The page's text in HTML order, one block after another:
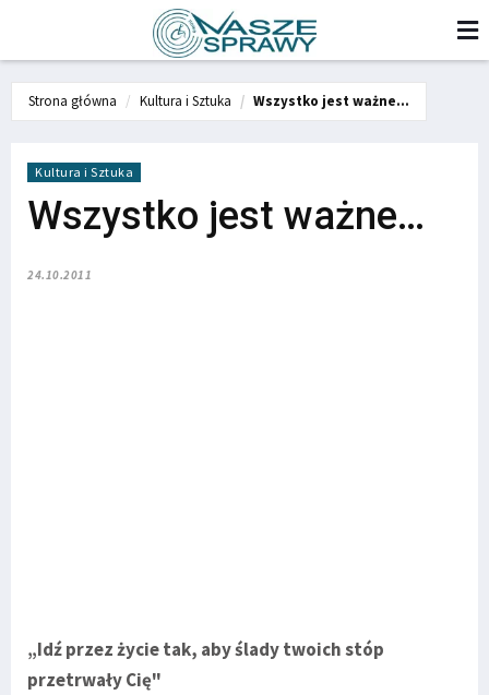
Strona główna Kultura i Sztuka Wszystko jest ważne…
Kultura i Sztuka
Wszystko jest ważne…
24.10.2011
„Idź przez życie tak, aby ślady twoich stóp
przetrwały Cię"